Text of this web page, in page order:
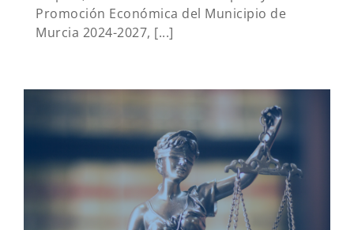
Promoción Económica del Municipio de
Murcia 2024-2027, [...]